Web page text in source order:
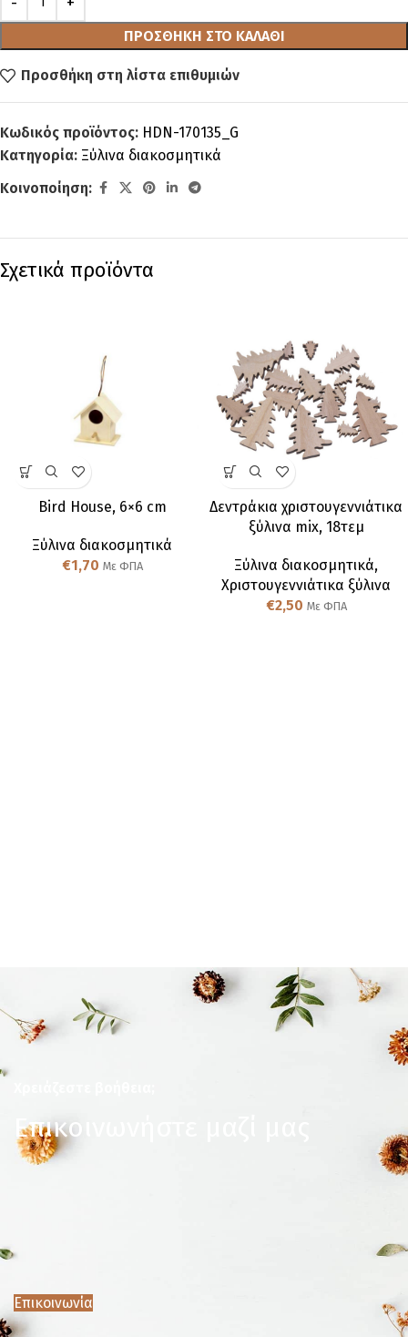
ΠΡΟΣΘΉΚΗ ΣΤΟ ΚΑΛΆΘΙ
Προσθήκη στη λίστα επιθυμιών
Κωδικός προϊόντος: HDN-170135_G
Κατηγορία: Ξύλινα διακοσμητικά
Κοινοποίηση:
Σχετικά προϊόντα
Bird House, 6×6 cm
Ξύλινα διακοσμητικά
€1,70 Με ΦΠΑ
Δεντράκια χριστουγεννιάτικα
ξύλινα mix, 18τεμ
Ξύλινα διακοσμητικά,
Χριστουγεννιάτικα ξύλινα
€2,50 Με ΦΠΑ
Επικοινωνήστε μαζί μας
Επικοινωνία